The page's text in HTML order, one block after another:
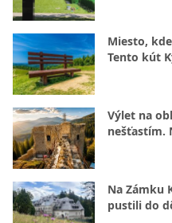
Miesto,
Tento kút
Výlet na
nešťastím.
Na Zámku
pustili do